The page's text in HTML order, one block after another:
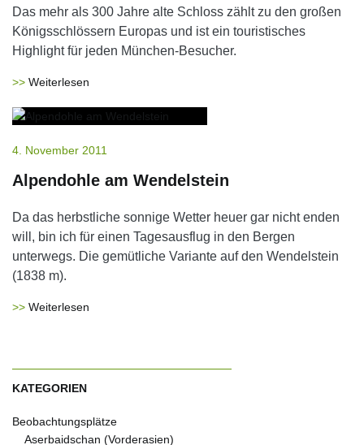
Das mehr als 300 Jahre alte Schloss zählt zu den großen
Königsschlössern Europas und ist ein touristisches
Highlight für jeden München-Besucher.
Weiterlesen
4. November 2011
Alpendohle am Wendelstein
Da das herbstliche sonnige Wetter heuer gar nicht enden
will, bin ich für einen Tagesausflug in den Bergen
unterwegs. Die gemütliche Variante auf den Wendelstein
(1838 m).
Weiterlesen
KATEGORIEN
Beobachtungsplätze
Aserbaidschan (Vorderasien)